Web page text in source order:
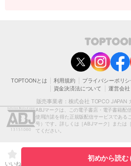
初めから読む
いいね
TOPTOONとは 利用規約 プライバシーポリシ
資金決済法について
運営会社
販売事業者：株式会社 TOPCO JAPAN
カスタマーセンター受付時間 10：30～13：00、
除く）
営業時間外にいただいたお問い合わせは、翌営業
了承ください。
モバイルやパソコンの迷惑メール対策等により、
届かない場合がござい
受信できるよう設定をお願い
@toptoon.jp
著作権者または当社の許諾を得ずにコンテンツの
信、放送、配布、貸与、翻訳、変造することは、
[英語表記］Ebisu Prime Square Tower 13F 1-1-
ABJマークは、この電子書店・電子書籍配
使用許諾を得た正規版配信サービスである
号）です。詳しくは［ABJマーク］または
てください。